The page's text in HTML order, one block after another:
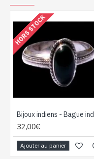
HORS STOCK
32,00€
Ajouter au panier